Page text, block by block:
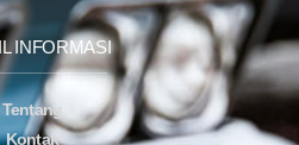
INFORMASI
Tentang
Kontak